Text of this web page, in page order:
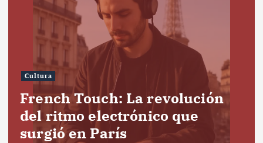
Cultura
French Touch: La revolución
del ritmo electrónico que
surgió en París